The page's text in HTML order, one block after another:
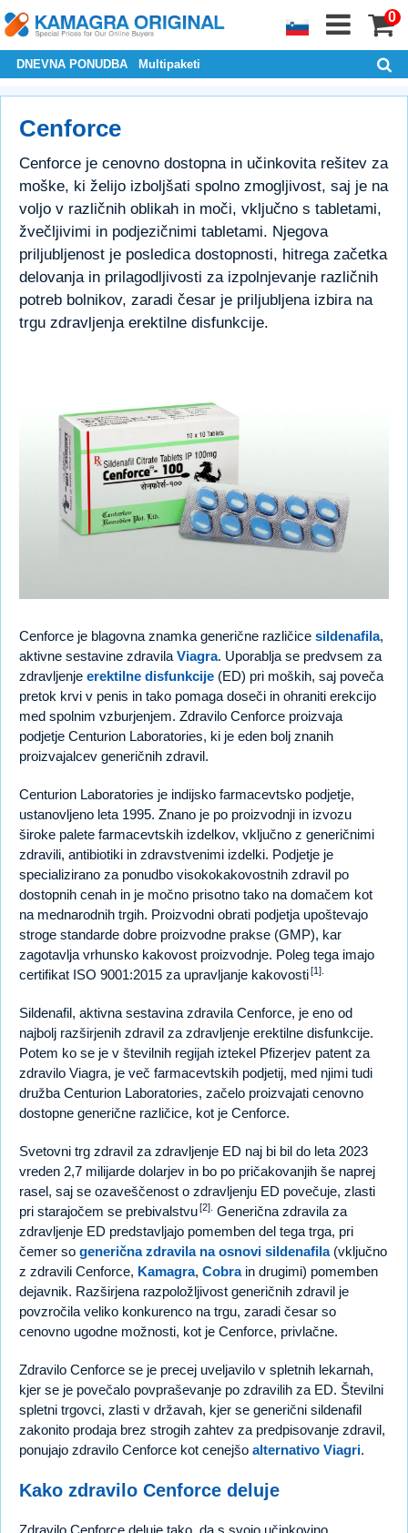
0
DNEVNA PONUDBA Multipaketi
Cenforce
Cenforce je cenovno dostopna in učinkovita rešitev za
moške, ki želijo izboljšati spolno zmogljivost, saj je na
voljo v različnih oblikah in moči, vključno s tabletami,
žvečljivimi in podjezičnimi tabletami. Njegova
priljubljenost je posledica dostopnosti, hitrega začetka
delovanja in prilagodljivosti za izpolnjevanje različnih
potreb bolnikov, zaradi česar je priljubljena izbira na
trgu zdravljenja erektilne disfunkcije.
Cenforce je blagovna znamka generične različice sildenafila,
aktivne sestavine zdravila Viagra. Uporablja se predvsem za
zdravljenje erektilne disfunkcije (ED) pri moških, saj poveča
pretok krvi v penis in tako pomaga doseči in ohraniti erekcijo
med spolnim vzburjenjem. Zdravilo Cenforce proizvaja
podjetje Centurion Laboratories, ki je eden bolj znanih
proizvajalcev generičnih zdravil.
Centurion Laboratories je indijsko farmacevtsko podjetje,
ustanovljeno leta 1995. Znano je po proizvodnji in izvozu
široke palete farmacevtskih izdelkov, vključno z generičnimi
zdravili, antibiotiki in zdravstvenimi izdelki. Podjetje je
specializirano za ponudbo visokokakovostnih zdravil po
dostopnih cenah in je močno prisotno tako na domačem kot
na mednarodnih trgih. Proizvodni obrati podjetja upoštevajo
stroge standarde dobre proizvodne prakse (GMP), kar
zagotavlja vrhunsko kakovost proizvodnje. Poleg tega imajo
certifikat ISO 9001:2015 za upravljanje kakovosti[1].
Sildenafil, aktivna sestavina zdravila Cenforce, je eno od
najbolj razširjenih zdravil za zdravljenje erektilne disfunkcije.
Potem ko se je v številnih regijah iztekel Pfizerjev patent za
zdravilo Viagra, je več farmacevtskih podjetij, med njimi tudi
družba Centurion Laboratories, začelo proizvajati cenovno
dostopne generične različice, kot je Cenforce.
Svetovni trg zdravil za zdravljenje ED naj bi bil do leta 2023
vreden 2,7 milijarde dolarjev in bo po pričakovanjih še naprej
rasel, saj se ozaveščenost o zdravljenju ED povečuje, zlasti
pri starajočem se prebivalstvu[2]. Generična zdravila za
zdravljenje ED predstavljajo pomemben del tega trga, pri
čemer so generična zdravila na osnovi sildenafila(vključno
z zdravili Cenforce, Kamagra, Cobrain drugimi) pomemben
dejavnik. Razširjena razpoložljivost generičnih zdravil je
povzročila veliko konkurenco na trgu, zaradi česar so
cenovno ugodne možnosti, kot je Cenforce, privlačne.
Zdravilo Cenforce se je precej uveljavilo v spletnih lekarnah,
kjer se je povečalo povpraševanje po zdravilih za ED. Številni
spletni trgovci, zlasti v državah, kjer se generični sildenafil
zakonito prodaja brez strogih zahtev za predpisovanje zdravil,
ponujajo zdravilo Cenforce kot cenejšo alternativo Viagri.
Kako zdravilo Cenforce deluje